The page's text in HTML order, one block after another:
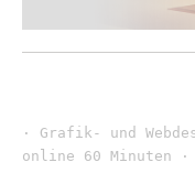
· Grafik- und
online 60 Minuten ·